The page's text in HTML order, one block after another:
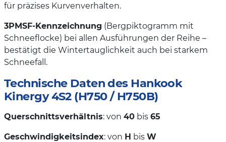
für präzises Kurvenverhalten.
3PMSF-Kennzeichnung (Bergpiktogramm mit
Schneeflocke) bei allen Ausführungen der Reihe –
bestätigt die Wintertauglichkeit auch bei starkem
Schneefall.
Technische Daten des Hankook
Kinergy 4S2 (H750 / H750B)
Querschnittsverhältnis: von 40 bis 65
Geschwindigkeitsindex: von H bis W